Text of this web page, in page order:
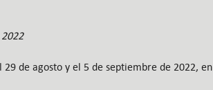
de agosto y el 5 de septiembre de 2022, en